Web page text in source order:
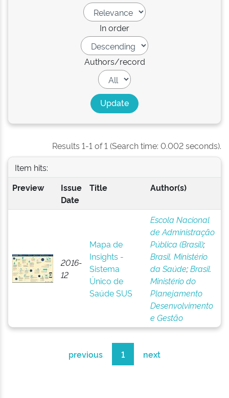
In order
Authors/record
Results 1-1 of 1 (Search time: 0.002 seconds).
Item hits:
Preview
Issue
Date
Title Author(s)
2016-
12
Mapa de
Insights -
Sistema
Único de
Saúde SUS
Escola Nacional
de Administração
Pública (Brasil);
Brasil. Ministério
da Saúde;Brasil.
Ministério do
Planejamento
Desenvolvimento
e Gestão
previous 1 next